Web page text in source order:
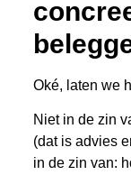
Oké, laten we
Niet in de zin
(dat is advies
in de zin van: